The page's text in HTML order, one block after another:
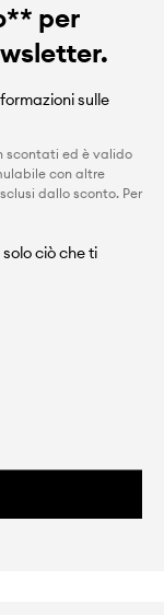
per
sulle
scontati ed è valido
con altre
dallo sconto. Per
ciò che ti